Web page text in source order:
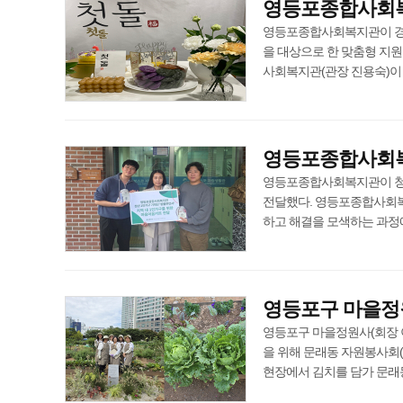
영등포종합사회
영등포종합사회복지관이
을 대상으로 한 맞춤형 지
사회복지관(관장 진용숙)
영등포종합사회
영등포종합사회복지관이
전달했다. 영등포종합사회
하고 해결을 모색하는 과정
영등포구 마을
영등포구 마을정원사(회장
을 위해 문래동 자원봉사
현장에서 김치를 담가 문